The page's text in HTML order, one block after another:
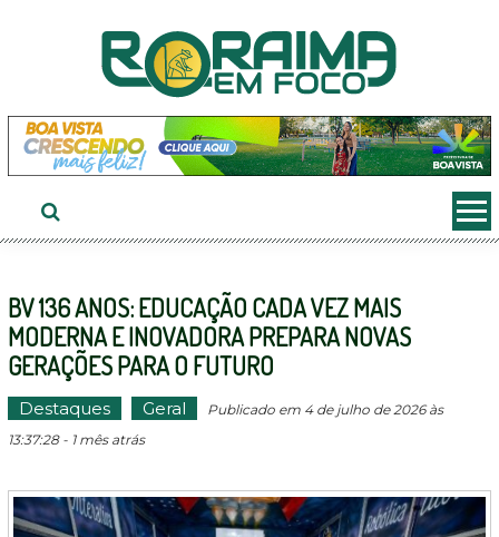
BV 136 ANOS: EDUCAÇÃO CADA VEZ MAIS
MODERNA E INOVADORA PREPARA NOVAS
GERAÇÕES PARA O FUTURO
Destaques Geral
Publicado em 4 de julho de 2026 às
13:37:28 - 1 mês atrás